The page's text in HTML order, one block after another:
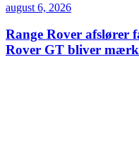
august 6, 2026
Range Rover afslører
Rover GT bliver